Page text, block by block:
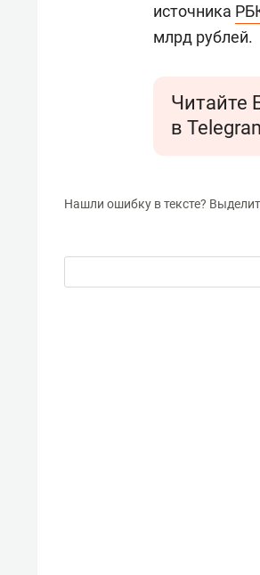
источника
млрд рублей.
Читайте
в
Нашли ошибку в тексте?